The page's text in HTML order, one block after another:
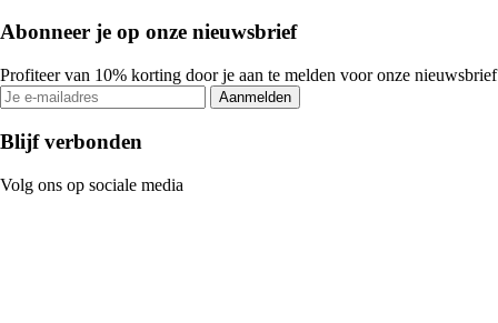
Abonneer je op onze nieuwsbrief
Profiteer van 10% korting door je aan te melden voor onze nieuwsbrief
Aanmelden
Blijf verbonden
Volg ons op sociale media